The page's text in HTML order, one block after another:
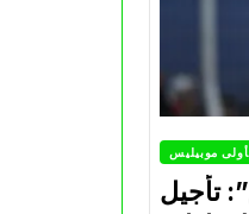
موبيليس
تأجيل